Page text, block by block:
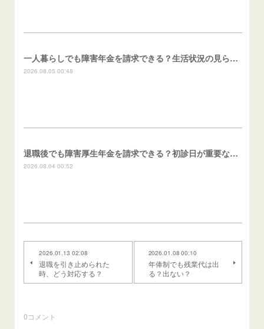
一人暮らしでも障害年金を請求できる？生活状況の見られ方
2026.08.05 00:48
退職後でも障害厚生年金を請求できる？初診日が重要な理由
2026.08.04 00:52
2026.01.13 02:08
退職を引き止められた
時、どう対応する？
2026.01.08 00:10
年俸制でも残業代は出
る？出ない？
0コメント